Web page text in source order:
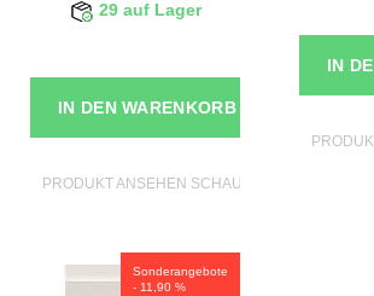
29 auf Lager
IN DEN WARENKORB
PRODUKT ANSEHEN SCHAUFENSTERFIGUREN
IN
Sonderangebote
- 11,90 %